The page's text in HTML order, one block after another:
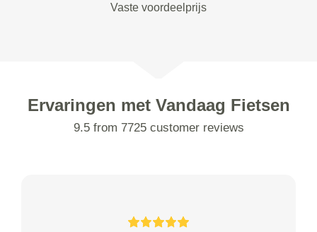
Vaste voordeelprijs
Ervaringen met Vandaag Fietsen
9.5 from 7725 customer reviews